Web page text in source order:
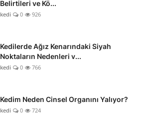
Belirtileri ve Kö...
kedi 0 926
Kedilerde Ağız Kenarındaki Siyah
Noktaların Nedenleri v...
kedi 0 766
Kedim Neden Cinsel Organını Yalıyor?
kedi 0 724